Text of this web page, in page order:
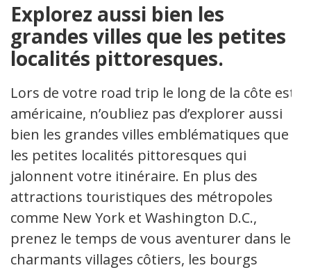
Explorez aussi bien les
grandes villes que les petites
localités pittoresques.
Lors de votre road trip le long de la côte est
américaine, n’oubliez pas d’explorer aussi
bien les grandes villes emblématiques que
les petites localités pittoresques qui
jalonnent votre itinéraire. En plus des
attractions touristiques des métropoles
comme New York et Washington D.C.,
prenez le temps de vous aventurer dans les
charmants villages côtiers, les bourgs